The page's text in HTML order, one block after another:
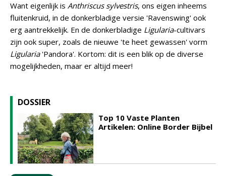
Want eigenlijk is Anthriscus sylvestris, ons eigen inheems
fluitenkruid, in de donkerbladige versie 'Ravenswing' ook
erg aantrekkelijk. En de donkerbladige Ligularia-cultivars
zijn ook super, zoals de nieuwe 'te heet gewassen' vorm
Ligularia'Pandora'. Kortom: dit is een blik op de diverse
mogelijkheden, maar er altijd meer!
DOSSIER
Top 10 Vaste Planten
Artikelen: Online Border Bijbel